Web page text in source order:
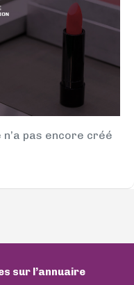
pas encore créé
sur l’annuaire